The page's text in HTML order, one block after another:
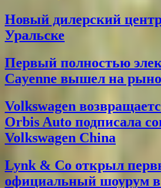
Новый дилерский
Уральске
Первый полностью
Cayenne вышел на
Volkswagen
Orbis Auto подписала
Volkswagen China
Lynk & Co открыл
официальный шоурум